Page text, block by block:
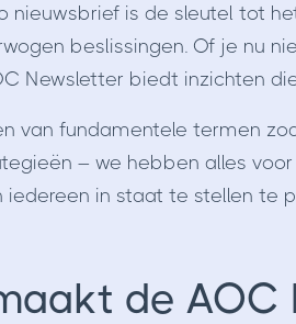
nieuwsbrief is de sleutel tot
beslissingen. Of je nu
Newsletter biedt inzichten
van fundamentele termen
– we hebben alles
iedereen in staat te stellen te
de AOC